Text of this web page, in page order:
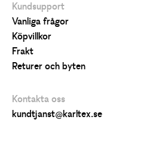
Kundsupport
Vanliga frågor
Köpvillkor
Frakt
Returer och byten
Kontakta oss
kundtjanst@karltex.se